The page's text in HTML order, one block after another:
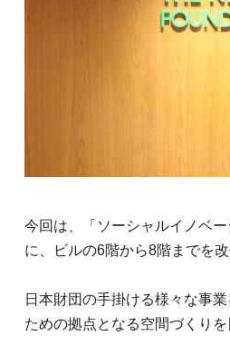
今回は、「ソーシャルイノベ
に、ビルの6階から8階までを改
日本財団の手掛ける様々な事
ための拠点となる空間づくりを